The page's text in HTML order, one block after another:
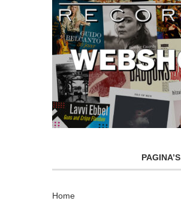
PAGINA’S
Home